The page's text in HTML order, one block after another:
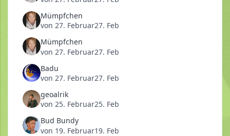
Mümpfchen
von 27. Februar27. Feb
Mümpfchen
von 27. Februar27. Feb
Badu
von 27. Februar27. Feb
geoalrik
von 25. Februar25. Feb
Bud Bundy
von 19. Februar19. Feb